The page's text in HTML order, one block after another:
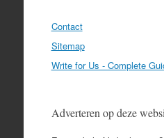
Contact
Sitemap
Write for Us - Complete
Adverteren op deze